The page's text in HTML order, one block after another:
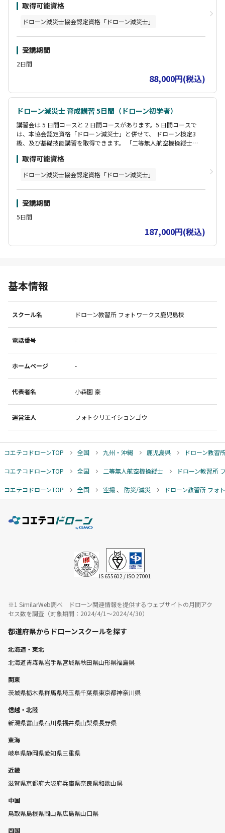
受講できるカリキュラムが異なりますので、お気軽にお問い合わせ
ください。 2 日間コースでは、すでにフライト基礎資格を持ってい
る方が「ドローン減災士」を取得できます。 いずれもカリキュラム
のなかで資格試験を行い、合格者を資格認定いたします
取得可能資格
ドローン減災士協会認定資格「ドローン減災士」
受講期間
2日間
88,000円(税込)
ドローン減災士 育成講習 5日間（ドローン初学者）
講習会は 5 日間コースと 2 日間コースがあります。5 日間コースで
は、本協会認定資格「ドローン減災士」と併せて、 ドローン検定3
級、及び基礎技能講習を取得できます。 「二等無人航空機操縦士」
受講できるカリキュラムが異なりますので、お気軽にお問い合わせ
ください。 2 日間コースでは、すでにフライト基礎資格を持ってい
る方が「ドローン減災士」を取得できます。 いずれもカリキュラム
のなかで資格試験を行い、合格者を資格認定いたします
取得可能資格
ドローン減災士協会認定資格「ドローン減災士」
受講期間
5日間
187,000円(税込)
基本情報
スクール名 ドローン教習所 フォトワークス鹿児島校
電話番号 -
ホームページ -
代表者名 小森園 豪
運営法人 フォトクリエイションゴウ
コエテコドローンTOP 全国 九州・沖縄 鹿児島県 ドローン教習
コエテコドローンTOP 全国 二等無人航空機操縦士 ドローン教習所
コエテコドローンTOP 全国 空撮 、 防災/減災 ドローン教習所 フォ
IS 655602 / ISO 27001
※1 SimilarWeb調べ ドローン関連情報を提供するウェブサイトの月間アク
セス数を調査（対象期間：2024/4/1〜2024/4/30）
都道府県からドローンスクールを探す
北海道・東北
北海道青森県岩手県宮城県秋田県山形県福島県
関東
茨城県栃木県群馬県埼玉県千葉県東京都神奈川県
信越・北陸
新潟県富山県石川県福井県山梨県長野県
東海
岐阜県静岡県愛知県三重県
近畿
滋賀県京都府大阪府兵庫県奈良県和歌山県
中国
鳥取県島根県岡山県広島県山口県
四国